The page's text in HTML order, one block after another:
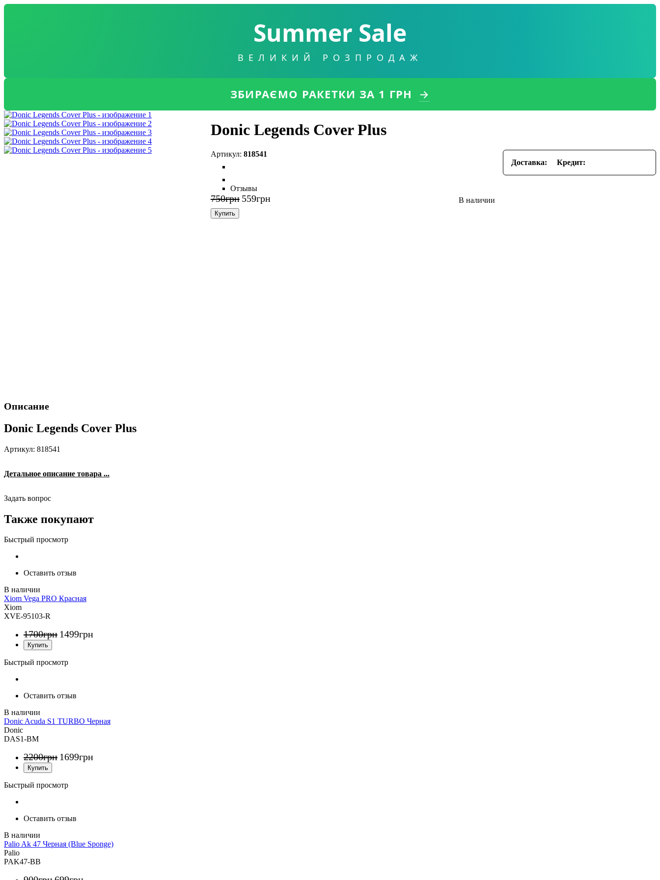
Summer Sale
ВЕЛИКИЙ РОЗПРОДАЖ
ЗБИРАЄМО РАКЕТКИ ЗА 1 ГРН →
Donic Legends Cover Plus
818541
Отзывы
750грн 559грн
Купить
Доставка: Кредит:
Описание
Donic Legends Cover Plus
Артикул: 818541
Детальное описание товара ...
Задать вопрос
Также покупают
Быстрый просмотр
Оставить отзыв
Xiom Vega PRO Красная
Xiom
XVE-95103-R
1700грн 1499грн
Быстрый просмотр
Оставить отзыв
Donic Acuda S1 TURBO Черная
Donic
DAS1-BM
2200грн 1699грн
Быстрый просмотр
Оставить отзыв
Palio Ak 47 Черная (Blue Sponge)
Palio
PAK47-BB